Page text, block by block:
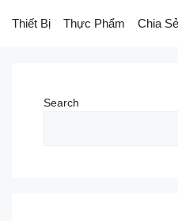
Thiết Bị Thực Phẩm Chia Sẻ
Search